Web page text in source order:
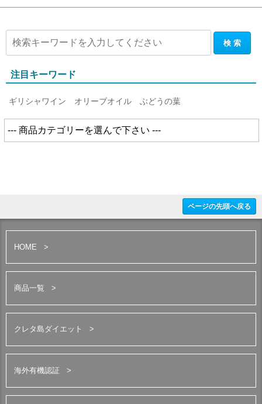
注目キーワード
ギリシャワイン オリーブオイル ぶどうの葉
ページの先頭へ戻る
HOME
商品一覧
クレタ島ダイエット
海外有機認証